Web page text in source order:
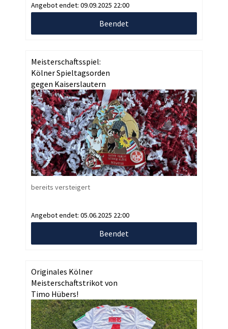
Angebot endet: 09.09.2025 22:00
Beendet
Meisterschaftsspiel:
Kölner Spieltagsorden
gegen Kaiserslautern
bereits versteigert
Angebot endet: 05.06.2025 22:00
Beendet
Originales Kölner
Meisterschaftstrikot von
Timo Hübers!